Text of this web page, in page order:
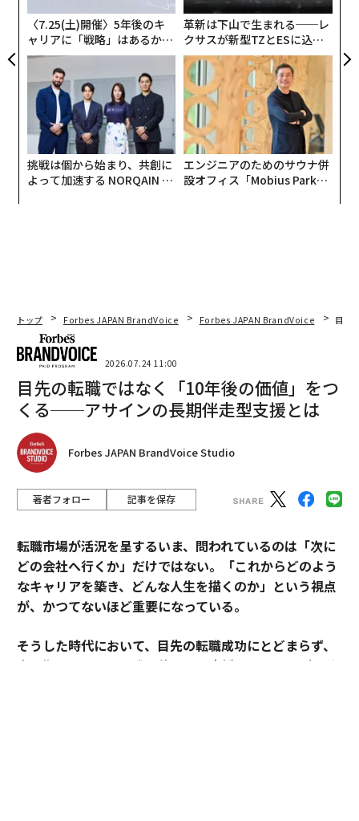
〈7.25(土)開催〉5年後のキ
ャリアに「戦略」はあるか。
トップエグゼクティブのキャ
リアに触れる1日│CAREER S
UMMIT 2026
革新は下山で生まれる──レ
クサスが新型TZとESに込め
た「DISCOVER」の哲学
挑戦は個から始まり、共創に
よって加速する NORQAIN JA
エンジニアのためのサウナ併
設オフィス「Mobius Park」
トップ Forbes JAPAN BrandVoice Forbes JAPAN BrandVoice 目先
2026.07.24 11:00
目先の転職ではなく「10年後の価値」をつ
くる──アサインの長期伴走型支援とは
Forbes JAPAN BrandVoice Studio
著者フォロー 記事を保存
転職市場が活況を呈するいま、問われているのは「次に
どの会社へ行くか」だけではない。「これからどのよう
なキャリアを築き、どんな人生を描くのか」という視点
が、かつてないほど重要になっている。
そうした時代において、目先の転職成功にとどまらず、
中長期のキャリア形成に伴走する支援を掲げるのがアサ